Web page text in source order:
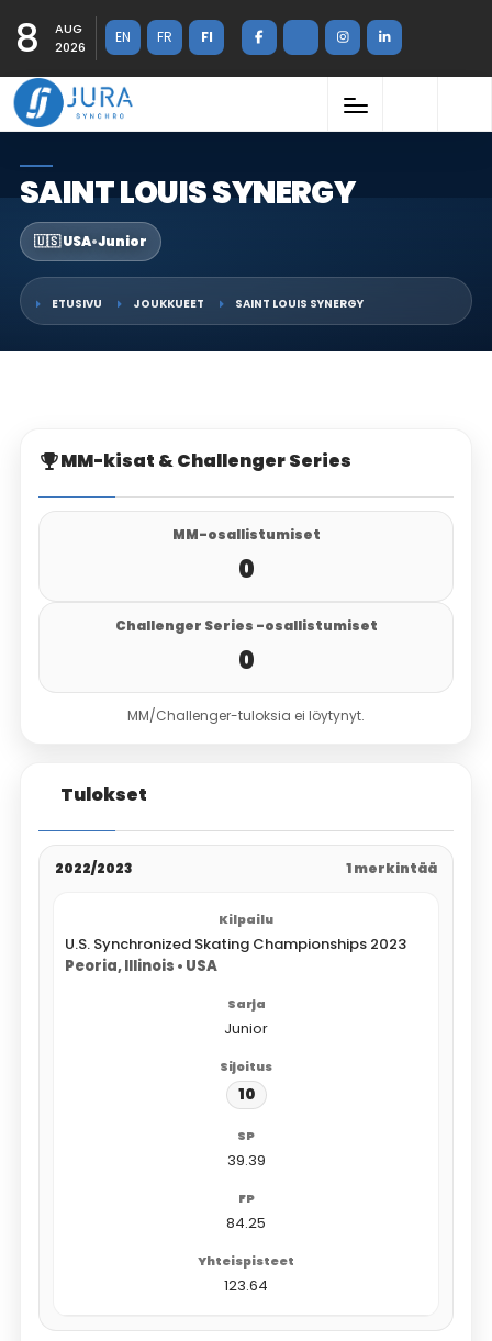
8
AUG
2026
EN FR FI
SAINT LOUIS SYNERGY
🇺🇸 USA•Junior
ETUSIVU JOUKKUEET SAINT LOUIS SYNERGY
MM-kisat & Challenger Series
MM-osallistumiset
0
Challenger Series -osallistumiset
0
MM/Challenger-tuloksia ei löytynyt.
Tulokset
2022/2023 1 merkintää
U.S. Synchronized Skating Championships 2023
Peoria, Illinois • USA
Junior
10
39.39
84.25
123.64